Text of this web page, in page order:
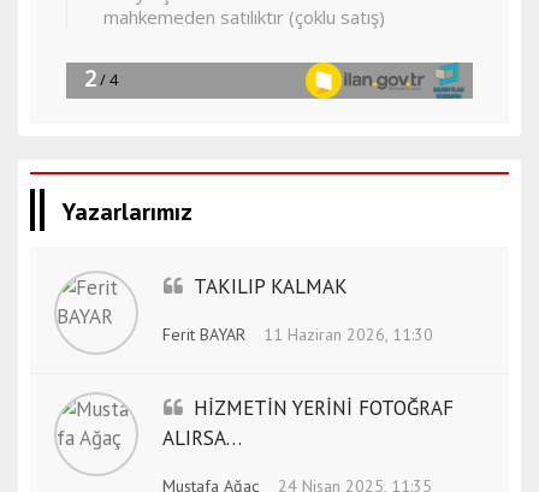
Yazarlarımız
TAKILIP KALMAK
Ferit BAYAR 11 Haziran 2026, 11:30
HİZMETİN YERİNİ FOTOĞRAF
ALIRSA…
Mustafa Ağaç 24 Nisan 2025, 11:35